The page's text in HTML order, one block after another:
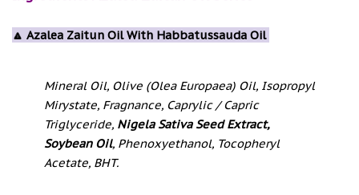
🔼 Azalea Zaitun Oil With Habbatussauda Oil
Mineral Oil, Olive (Olea Europaea) Oil, Isopropyl
Mirystate, Fragnance, Caprylic / Capric
Triglyceride, Nigela Sativa Seed Extract,
Soybean Oil, Phenoxyethanol, Tocopheryl
Acetate, BHT.